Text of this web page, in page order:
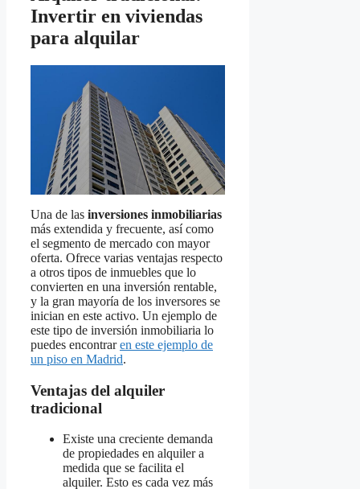
Invertir en viviendas
para alquilar
Una de las inversiones inmobiliarias
más extendida y frecuente, así como
el segmento de mercado con mayor
oferta. Ofrece varias ventajas respecto
a otros tipos de inmuebles que lo
convierten en una inversión rentable,
y la gran mayoría de los inversores se
inician en este activo. Un ejemplo de
este tipo de inversión inmobiliaria lo
puedes encontraren este ejemplo de
un piso en Madrid.
Ventajas del alquiler
tradicional
Existe una creciente demanda
de propiedades en alquiler a
medida que se facilita el
alquiler. Esto es cada vez más